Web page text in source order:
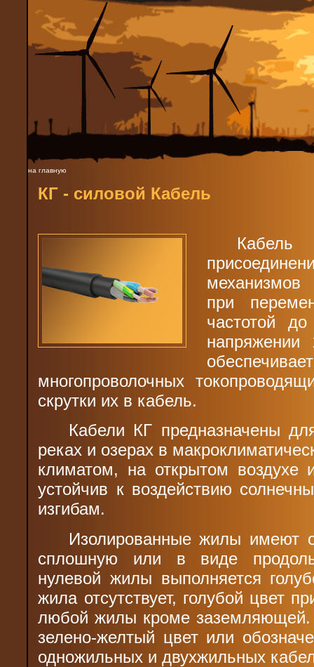
на главную
КГ - силовой Кабель
Кабель
механизмов
при
частотой
напряжении
многопроволочных
скрутки их в кабель.
Кабели КГ предназначены
реках и озерах в
климатом, на открытом
устойчив к воздействию
изгибам.
Изолированные жилы имеют
сплошную или в виде
нулевой жилы выполняется
жила отсутствует, голубой цвет
любой жилы кроме
зелено-желтый цвет или
одножильных и двухжильных